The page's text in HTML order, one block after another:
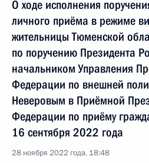
О ходе исполнения
личного приёма в режиме
жительницы Тюменской
по поручению Президента
начальником Управления
Федерации по внешней
Неверовым в Приёмной
Федерации по приёму
16 сентября 2022 года
28 ноября 2022 года, 18:48